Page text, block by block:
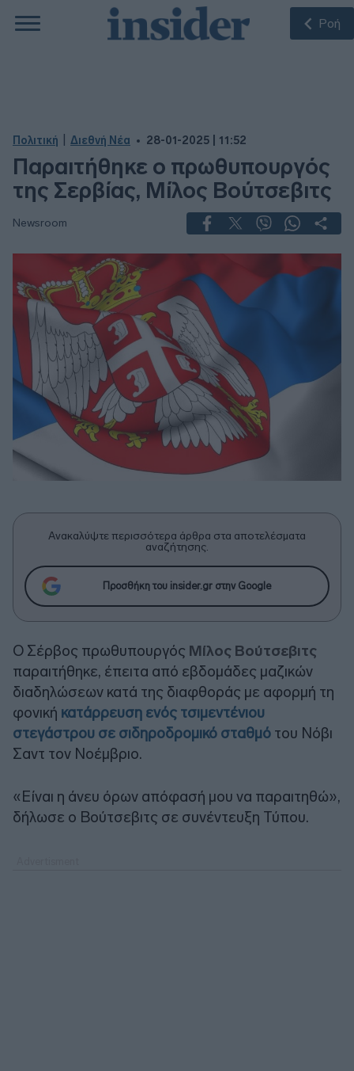
Ροή
Πολιτική Διεθνή Νέα 28-01-2025 | 11:52
Παραιτήθηκε ο πρωθυπουργός
της Σερβίας, Μίλος Βούτσεβιτς
Newsroom
Ανακαλύψτε περισσότερα άρθρα στα αποτελέσματα
αναζήτησης.
Προσθήκη του insider.gr στην Google
Ο Σέρβος πρωθυπουργός Μίλος Βούτσεβιτς
παραιτήθηκε, έπειτα από εβδομάδες μαζικών
διαδηλώσεων κατά της διαφθοράς με αφορμή τη
φονική κατάρρευση ενός τσιμεντένιου
στεγάστρου σε σιδηροδρομικό σταθμό του Νόβι
Σαντ τον Νοέμβριο.
«Είναι η άνευ όρων απόφασή μου να παραιτηθώ»,
δήλωσε ο Βούτσεβιτς σε συνέντευξη Τύπου.